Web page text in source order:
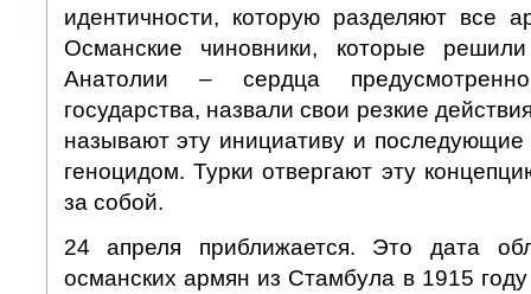
идентичности, которую разделяют все
Османские чиновники, которые
Анатолии – сердца
государства, назвали свои резкие
называют эту инициативу и
геноцидом. Турки отвергают эту
за собой.
24 апреля приближается. Это дата
османских армян из Стамбула в 1915